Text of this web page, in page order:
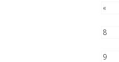
«
8
9